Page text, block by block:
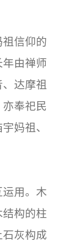
信仰的
由禅师
达摩祖
奉祀民
妈祖、
用。木
构的柱
灰构成